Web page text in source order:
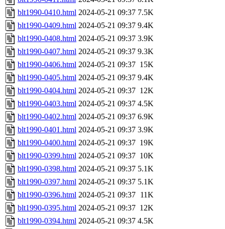
blt1990-0410.html 2024-05-21 09:37 7.5K
blt1990-0409.html 2024-05-21 09:37 9.4K
blt1990-0408.html 2024-05-21 09:37 3.9K
blt1990-0407.html 2024-05-21 09:37 9.3K
blt1990-0406.html 2024-05-21 09:37 15K
blt1990-0405.html 2024-05-21 09:37 9.4K
blt1990-0404.html 2024-05-21 09:37 12K
blt1990-0403.html 2024-05-21 09:37 4.5K
blt1990-0402.html 2024-05-21 09:37 6.9K
blt1990-0401.html 2024-05-21 09:37 3.9K
blt1990-0400.html 2024-05-21 09:37 19K
blt1990-0399.html 2024-05-21 09:37 10K
blt1990-0398.html 2024-05-21 09:37 5.1K
blt1990-0397.html 2024-05-21 09:37 5.1K
blt1990-0396.html 2024-05-21 09:37 11K
blt1990-0395.html 2024-05-21 09:37 12K
blt1990-0394.html 2024-05-21 09:37 4.5K